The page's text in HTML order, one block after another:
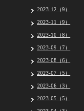
2023-12（9）
2023-11（9）
2023-10（8）
2023-09（7）
2023-08（6）
2023-07（5）
2023-06（3）
2023-05（5）